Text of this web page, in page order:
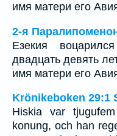
имя матери его
2-я
Езекия
двадцать девять
имя матери его
Krönikeboken 29:1
Hiskia var
konung, och han